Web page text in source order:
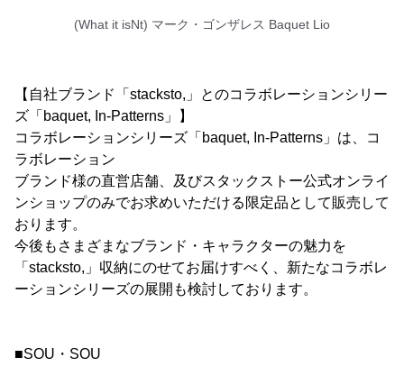
(What it isNt) マーク・ゴンザレス Baquet Lio
【自社ブランド「stacksto,」とのコラボレーションシリー
ズ「baquet, In-Patterns」】
コラボレーションシリーズ「baquet, In-Patterns」は、コ
ラボレーション
ブランド様の直営店舗、及びスタックストー公式オンライ
ンショップのみでお求めいただける限定品として販売して
おります。
今後もさまざまなブランド・キャラクターの魅力を
「stacksto,」収納にのせてお届けすべく、新たなコラボレ
ーションシリーズの展開も検討しております。
■SOU・SOU